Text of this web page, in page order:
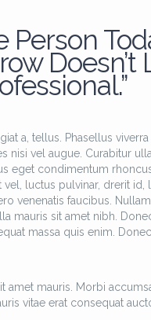
Person
Doesn’t
a, tellus. Phasellus
nisi vel augue. Curabitur
eget condimentum
luctus pulvinar, drerit
venenatis faucibus.
mauris sit amet nibh.
massa quis enim.
amet mauris. Morbi
vitae erat consequat